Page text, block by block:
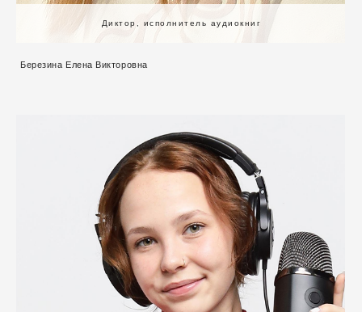
Диктор, исполнитель аудиокниг
Березина Елена Викторовна